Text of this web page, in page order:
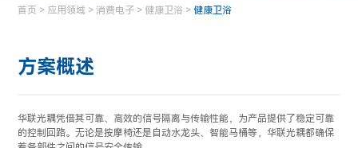
首页 > 应用领域 >消费电子 > 健康卫浴 >健康卫浴
方案概述
华联光耦凭借其可靠、高效的信号隔离与传输性能，为产品提供了稳定可靠
的控制回路。无论是按摩椅还是自动水龙头、智能马桶等，华联光耦都确保